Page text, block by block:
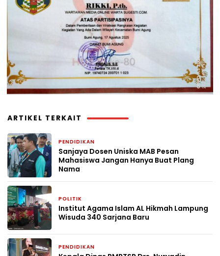
ARTIKEL TERKAIT
PENDIDIKAN
Sanjaya Dosen Uniska MAB Pesan
Mahasiswa Jangan Hanya Buat Plang
Nama
POLITIK
Institut Agama Islam AL Hikmah Lampung
Wisuda 340 Sarjana Baru
PENDIDIKAN